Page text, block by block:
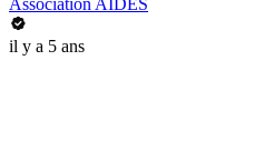
Association AIDES
il y a 5 ans